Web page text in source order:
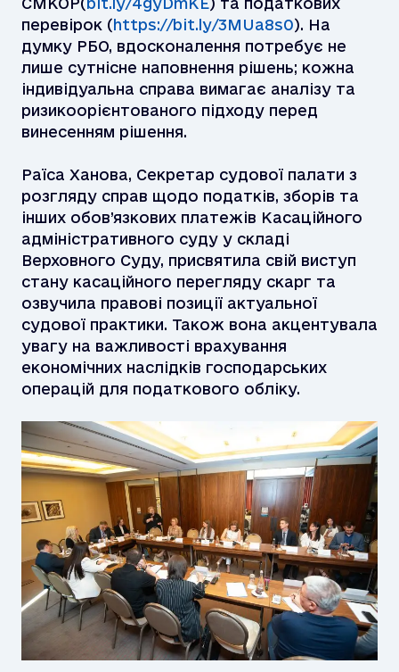
СМКОР(bit.ly/4gyDmKE) та податкових
перевірок ( https://bit.ly/3MUa8s0). На
думку РБО, вдосконалення потребує не
лише сутнісне наповнення рішень; кожна
індивідуальна справа вимагає аналізу та
ризикоорієнтованого підходу перед
винесенням рішення.
Раїса Ханова, Секретар судової палати з
розгляду справ щодо податків, зборів та
інших обов’язкових платежів Касаційного
адміністративного суду у складі
Верховного Суду, присвятила свій виступ
стану касаційного перегляду скарг та
озвучила правові позиції актуальної
судової практики. Також вона акцентувала
увагу на важливості врахування
економічних наслідків господарських
операцій для податкового обліку.